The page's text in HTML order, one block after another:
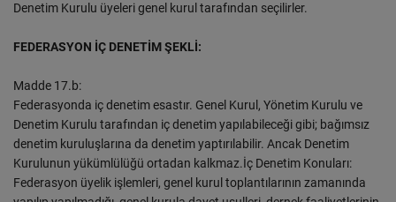
Denetim Kurulu üyeleri genel kurul tarafından seçilirler.
FEDERASYON İÇ DENETİM ŞEKLİ:
Madde 17.b:
Federasyonda iç denetim esastır. Genel Kurul, Yönetim Kurulu ve
Denetim Kurulu tarafından iç denetim yapılabileceği gibi; bağımsız
denetim kuruluşlarına da denetim yaptırılabilir. Ancak Denetim
Kurulunun yükümlülüğü ortadan kalkmaz.İç Denetim Konuları:
Federasyon üyelik işlemleri, genel kurul toplantılarının zamanında